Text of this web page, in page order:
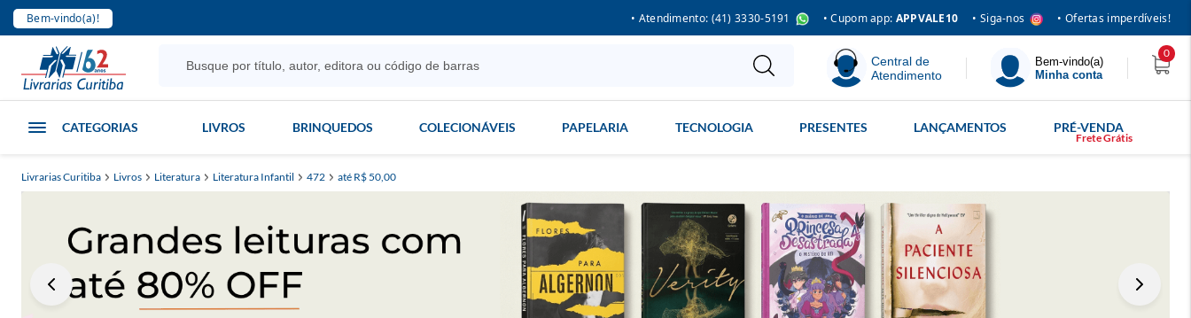
Bem-vindo(a)! • Atendimento: (41) 3330-5191 • Cupom app: APPVALE10 • Siga-nos • Ofertas imperdíveis!
Central de
Atendimento
Bem-vindo(a)
Minha conta
0
CATEGORIAS LIVROS BRINQUEDOS COLECIONÁVEIS PAPELARIA TECNOLOGIA PRESENTES LANÇAMENTOS PRÉ-VENDA
Livrarias Curitiba Livros Literatura Literatura Infantil 472 até R$ 50,00